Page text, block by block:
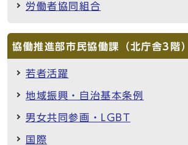
労働者協同組合
協働推進部市民協働課（北庁舎3階）
若者活躍
地域振興・自治基本条例
男女共同参画・LGBT
国際